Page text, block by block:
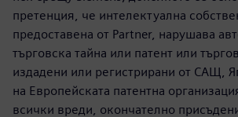
претенция, че интелектуална
предоставена от Partner, нарушава
търговска тайна или патент или
издадени или регистрирани от САЩ,
на Европейската патентна
всички вреди, окончателно